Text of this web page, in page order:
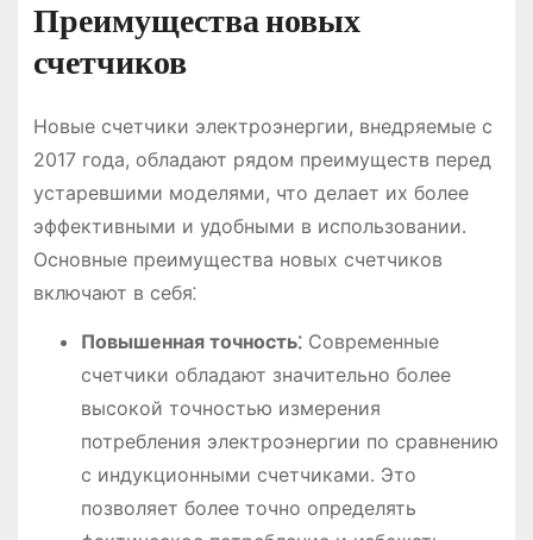
Преимущества новых
счетчиков
Новые счетчики электроэнергии, внедряемые с
2017 года, обладают рядом преимуществ перед
устаревшими моделями, что делает их более
эффективными и удобными в использовании․
Основные преимущества новых счетчиков
включают в себя⁚
Повышенная точность⁚Современные
счетчики обладают значительно более
высокой точностью измерения
потребления электроэнергии по сравнению
с индукционными счетчиками․ Это
позволяет более точно определять